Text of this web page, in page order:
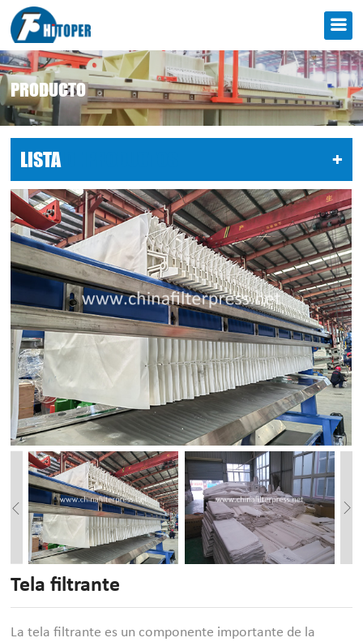
PRODUCTO
LISTA +
Tela filtrante
La tela filtrante es un componente importante de la